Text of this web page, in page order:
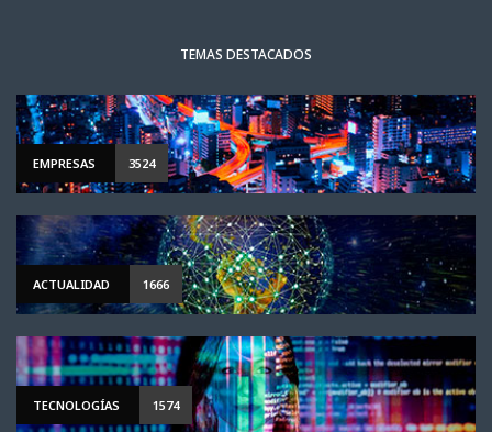
TEMAS DESTACADOS
EMPRESAS 3524
ACTUALIDAD 1666
TECNOLOGÍAS 1574